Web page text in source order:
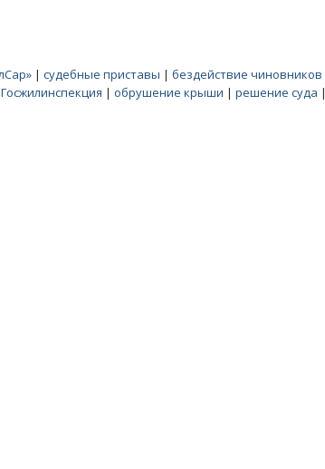
| судебные приставы | бездействие чиновников
Госжилинспекция | обрушение крыши | решение суда |